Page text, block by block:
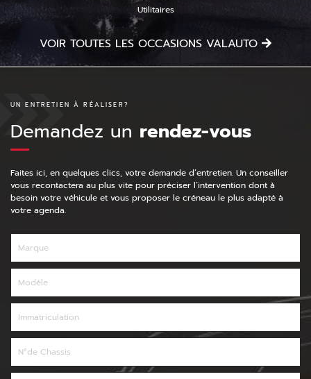
Utilitaires
VOIR TOUTES LES OCCASIONS VALAUTO
UN ENTRETIEN À RÉALISER?
Demandez un rendez-vous
Faites ici, en quelques clics, votre demande d’entretien. Un conseiller
vous recontactera au plus vite pour préciser l’intervention dont à
besoin votre véhicule et vous proposer le créneau le plus adapté à
votre agenda.